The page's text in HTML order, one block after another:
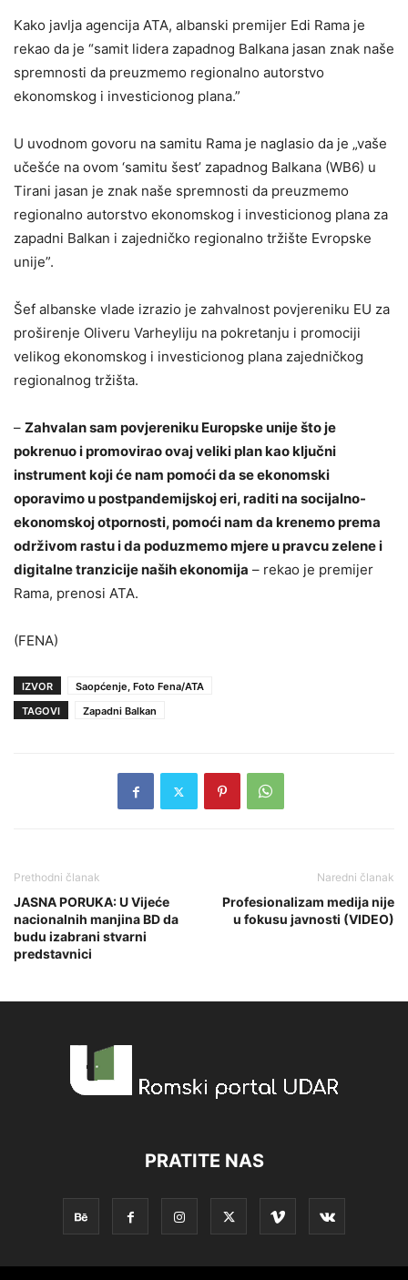
Kako javlja agencija ATA, albanski premijer Edi Rama je
rekao da je “samit lidera zapadnog Balkana jasan znak naše
spremnosti da preuzmemo regionalno autorstvo
ekonomskog i investicionog plana.”
U uvodnom govoru na samitu Rama je naglasio da je „vaše
učešće na ovom ‘samitu šest’ zapadnog Balkana (WB6) u
Tirani jasan je znak naše spremnosti da preuzmemo
regionalno autorstvo ekonomskog i investicionog plana za
zapadni Balkan i zajedničko regionalno tržište Evropske
unije”.
Šef albanske vlade izrazio je zahvalnost povjereniku EU za
proširenje Oliveru Varheyliju na pokretanju i promociji
velikog ekonomskog i investicionog plana zajedničkog
regionalnog tržišta.
– Zahvalan sam povjereniku Europske unije što je
pokrenuo i promovirao ovaj veliki plan kao ključni
instrument koji će nam pomoći da se ekonomski
oporavimo u postpandemijskoj eri, raditi na socijalno-
ekonomskoj otpornosti, pomoći nam da krenemo prema
održivom rastu i da poduzmemo mjere u pravcu zelene i
digitalne tranzicije naših ekonomija – rekao je premijer
Rama, prenosi ATA.
(FENA)
IZVOR
Saopćenje, Foto Fena/ATA
TAGOVI
Zapadni Balkan
Prethodni članak
JASNA PORUKA: U Vijeće
nacionalnih manjina BD da
budu izabrani stvarni
predstavnici
Naredni članak
Profesionalizam medija nije
u fokusu javnosti (VIDEO)
PRATITE NAS